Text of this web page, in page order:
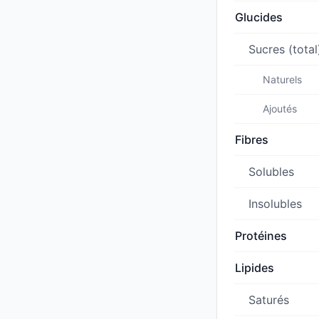
Glucides
Sucres
Naturels
Ajoutés
Fibres
Solubles
Insolubles
Protéines
Lipides
Saturés